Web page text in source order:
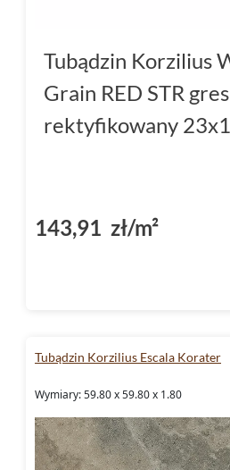
Tubądzin Korzilius
Grain RED STR gres
rektyfikowany
143,91 zł/m²
Tubądzin Korzilius Escala Korater
Wymiary: 59.80 x 59.80 x 1.80